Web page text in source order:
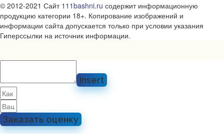
© 2012-2021 Сайт 111bashni.ru содержит информационную
продукцию категории 18+. Копирование изображений и
информации сайта допускается только при условии указания
Гиперссылки на источник информации.
Insert
Заказать оценку